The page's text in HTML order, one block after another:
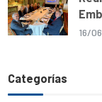
16/
Categorías